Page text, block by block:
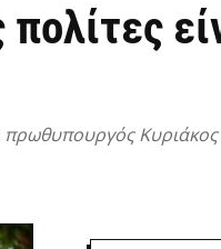
πρωθυπουργός